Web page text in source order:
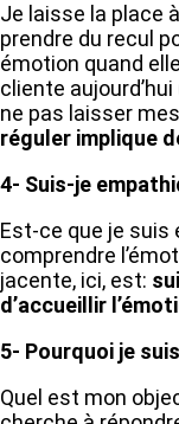
Je laisse la place
prendre du recul
émotion quand
cliente
ne pas laisser
réguler implique
4- Suis-je
Est-ce que je
comprendre
jacente, ici, est:
d’accueillir
5- Pourquoi je
Quel est mon